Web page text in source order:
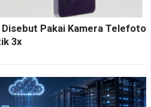
Disebut Pakai Kamera Telefoto
3x